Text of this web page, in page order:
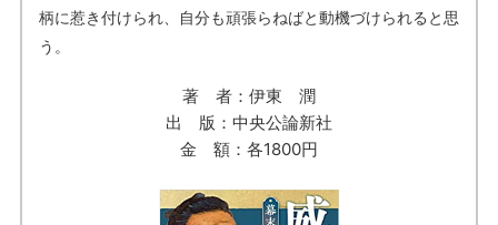
柄に惹き付けられ、自分も頑張らねばと動機づけられると思
う。
著 者：伊東 潤
出 版：中央公論新社
金 額：各1800円